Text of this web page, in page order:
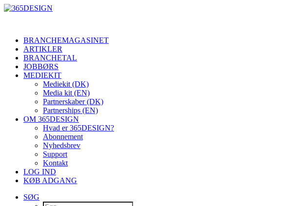
BRANCHEMAGASINET
ARTIKLER
BRANCHETAL
JOBBØRS
MEDIEKIT
Mediekit (DK)
Media kit (EN)
Partnerskaber (DK)
Partnerships (EN)
OM 365DESIGN
Hvad er 365DESIGN?
Abonnement
Nyhedsbrev
Support
Kontakt
LOG IND
KØB ADGANG
SØG